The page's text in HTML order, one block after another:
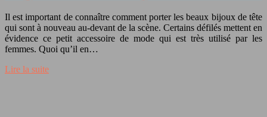
Il est important de connaître comment porter les beaux bijoux de tête
qui sont à nouveau au-devant de la scène. Certains défilés mettent en
évidence ce petit accessoire de mode qui est très utilisé par les
femmes. Quoi qu’il en…
Lire la suite